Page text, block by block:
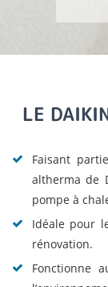
LE
Faisant
altherma de
pompe à
Idéale pour
rénovation.
Fonctionne